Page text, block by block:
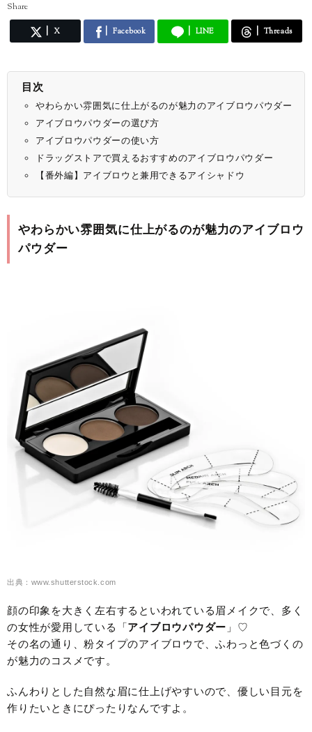
Share
X Facebook LINE Threads
目次
やわらかい雰囲気に仕上がるのが魅力のアイブロウパウダー
アイブロウパウダーの選び方
アイブロウパウダーの使い方
ドラッグストアで買えるおすすめのアイブロウパウダー
【番外編】アイブロウと兼用できるアイシャドウ
やわらかい雰囲気に仕上がるのが魅力のアイブロウ
パウダー
出典：www.shutterstock.com
顔の印象を大きく左右するといわれている眉メイクで、多く
の女性が愛用している「アイブロウパウダー 」♡
その名の通り、粉タイプのアイブロウで、ふわっと色づくの
が魅力のコスメです。
ふんわりとした自然な眉に仕上げやすいので、優しい目元を
作りたいときにぴったりなんですよ。